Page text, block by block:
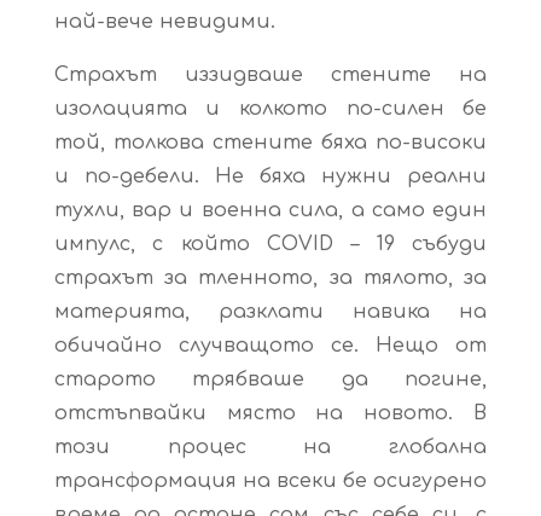
най-вече невидими.
Страхът иззидваше стените на
изолацията и колкото по-силен бе
той, толкова стените бяха по-високи
и по-дебели. Не бяха нужни реални
тухли, вар и военна сила, а само един
импулс, с който COVID – 19 събуди
страхът за тленното, за тялото, за
материята, разклати навика на
обичайно случващото се. Нещо от
старото трябваше да погине,
отстъпвайки място на новото. В
този процес на глобална
трансформация на всеки бе осигурено